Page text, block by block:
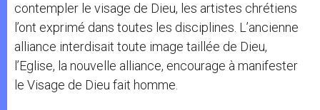
contempler le visage de Dieu, les artistes chrétiens
l’ont exprimé dans toutes les disciplines. L’ancienne
alliance interdisait toute image taillée de Dieu,
l’Eglise, la nouvelle alliance, encourage à manifester
le Visage de Dieu fait homme.